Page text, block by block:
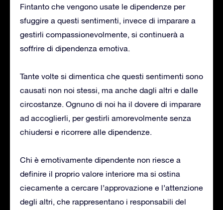
Fintanto che vengono usate le dipendenze per
sfuggire a questi sentimenti, invece di imparare a
gestirli compassionevolmente, si continuerà a
soffrire di dipendenza emotiva.
Tante volte si dimentica che questi sentimenti sono
causati non noi stessi, ma anche dagli altri e dalle
circostanze. Ognuno di noi ha il dovere di imparare
ad accoglierli, per gestirli amorevolmente senza
chiudersi e ricorrere alle dipendenze.
Chi è emotivamente dipendente non riesce a
definire il proprio valore interiore ma si ostina
ciecamente a cercare l’approvazione e l’attenzione
degli altri, che rappresentano i responsabili del